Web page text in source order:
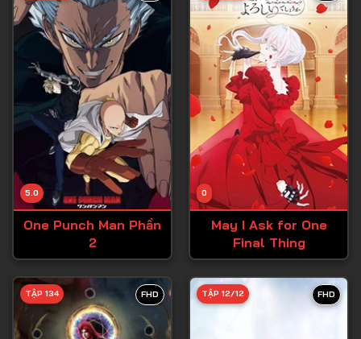
5.0
One Punch Man Phần
2
0
May I Ask for One
Final Thing
FHD
TẬP 134 FHD
TẬP 12/12